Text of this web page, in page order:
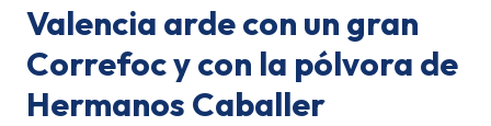
Seguro de salud
Pirotecnia Feriantes Fallas
Valencia arde con un gran
Correfoc y con la pólvora de
Hermanos Caballer